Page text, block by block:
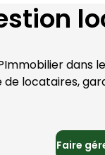
dans
locataires,
Faire